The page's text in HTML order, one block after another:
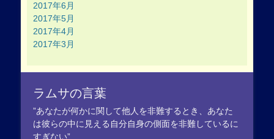
2017年6月
2017年5月
2017年4月
2017年3月
ラムサの言葉
”あなたが何かに関して他人を非難するとき、あなた
は彼らの中に見える自分自身の側面を非難しているに
すぎない”